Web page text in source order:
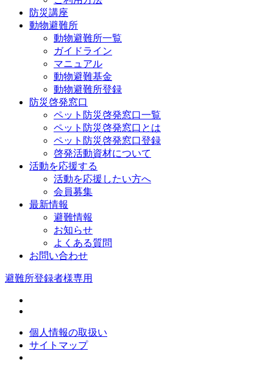
防災講座
動物避難所
動物避難所一覧
ガイドライン
マニュアル
動物避難基金
動物避難所登録
防災啓発窓口
ペット防災啓発窓口一覧
ペット防災啓発窓口とは
ペット防災啓発窓口登録
啓発活動資材について
活動を応援する
活動を応援したい方へ
会員募集
最新情報
避難情報
お知らせ
よくある質問
お問い合わせ
避難所登録者様専用
個人情報の取扱い
サイトマップ